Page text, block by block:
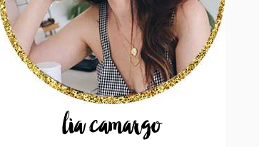
lia camargo